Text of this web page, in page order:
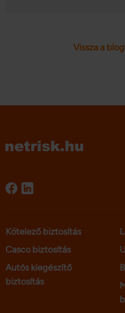
vesszük a gépjárműVissza a
Kötelező biztosítás
Casco biztosítás
Autós kiegészítő
biztosítás